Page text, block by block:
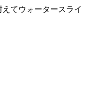
てウォータースライ